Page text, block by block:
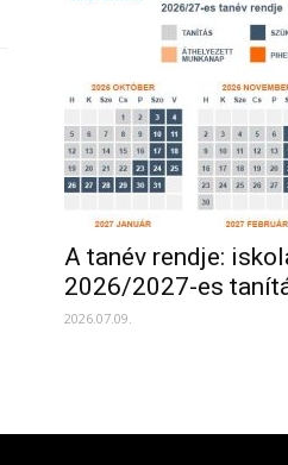
A tanév rendje:
2026/2027-es
2026.07.09.